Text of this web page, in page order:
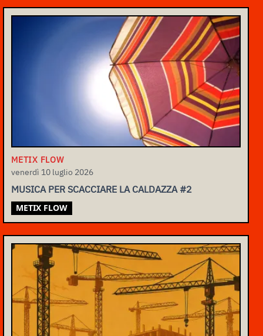
METIX FLOW
venerdì 10 luglio 2026
MUSICA PER SCACCIARE LA CALDAZZA #2
METIX FLOW